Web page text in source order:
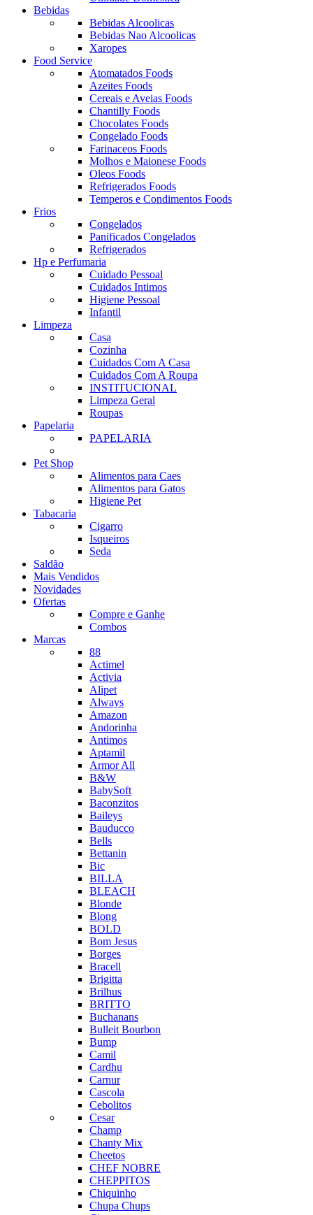
Bebidas
Bebidas Alcoolicas
Bebidas Nao Alcoolicas
Xaropes
Food Service
Atomatados Foods
Azeites Foods
Cereais e Aveias Foods
Chantilly Foods
Chocolates Foods
Congelado Foods
Farinaceos Foods
Molhos e Maionese Foods
Oleos Foods
Refrigerados Foods
Temperos e Condimentos Foods
Frios
Congelados
Panificados Congelados
Refrigerados
Hp e Perfumaria
Cuidado Pessoal
Cuidados Intimos
Higiene Pessoal
Infantil
Limpeza
Casa
Cozinha
Cuidados Com A Casa
Cuidados Com A Roupa
INSTITUCIONAL
Limpeza Geral
Roupas
Papelaria
PAPELARIA
Pet Shop
Alimentos para Caes
Alimentos para Gatos
Higiene Pet
Tabacaria
Cigarro
Isqueiros
Seda
Saldão
Mais Vendidos
Novidades
Ofertas
Compre e Ganhe
Combos
Marcas
88
Actimel
Activia
Alipet
Always
Amazon
Andorinha
Antimos
Aptamil
Armor All
B&W
BabySoft
Baconzitos
Baileys
Bauducco
Bells
Bettanin
Bic
BILLA
BLEACH
Blonde
Blong
BOLD
Bom Jesus
Borges
Bracell
Brigitta
Brilhus
BRITTO
Buchanans
Bulleit Bourbon
Bump
Camil
Cardhu
Carnur
Cascola
Cebolitos
Cesar
Champ
Chanty Mix
Cheetos
CHEF NOBRE
CHEPPITOS
Chiquinho
Chupa Chups